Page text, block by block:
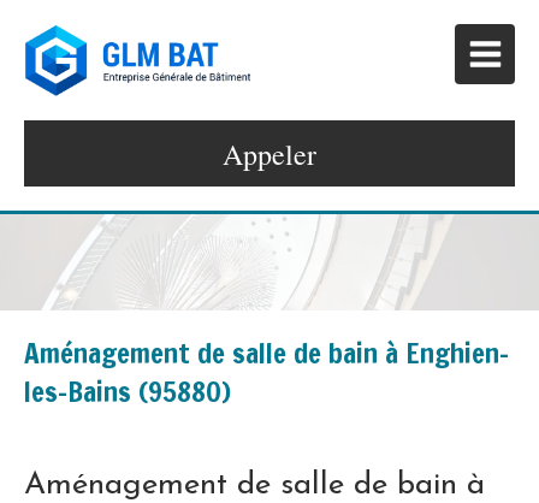
Appeler
Aménagement de salle de bain à Enghien-
les-Bains (95880)
Aménagement de salle de bain à